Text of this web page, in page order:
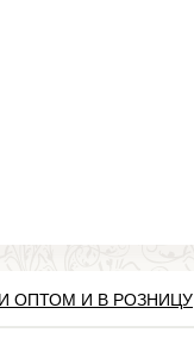
ОПТОМ И В РОЗНИЦУ